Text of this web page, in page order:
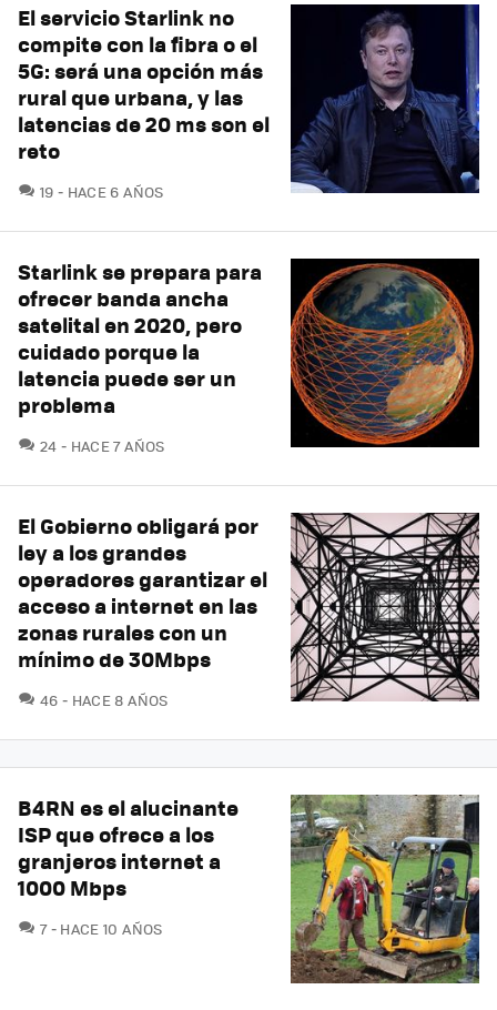
El servicio Starlink no
compite con la fibra o el
5G: será una opción más
rural que urbana, y las
latencias de 20 ms son el
reto
19 COMENTARIOS
HACE 6 AÑOS
Starlink se prepara para
ofrecer banda ancha
satelital en 2020, pero
cuidado porque la
latencia puede ser un
problema
24 COMENTARIOS
HACE 7 AÑOS
El Gobierno obligará por
ley a los grandes
operadores garantizar el
acceso a internet en las
zonas rurales con un
mínimo de 30Mbps
46 COMENTARIOS
HACE 8 AÑOS
B4RN es el alucinante
ISP que ofrece a los
granjeros internet a
1000 Mbps
7COMENTARIOS
HACE 10 AÑOS